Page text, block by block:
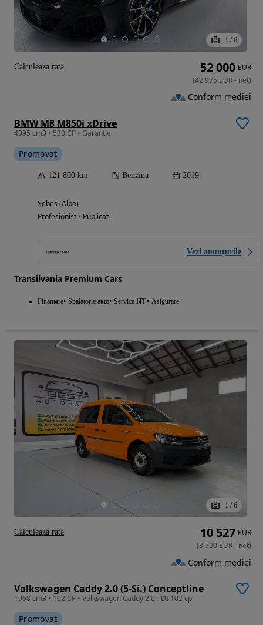
1 / 6
BMW M8 M850i xDrive
4395 cm3 • 530 CP • Garantie
Promovat
121 800 km Benzina 2019
Sebes (Alba)
Profesionist • Publicat
Vezi anunțurile
Transilvania Premium Cars
Finantare Spalatorie auto Service ITP Asigurare
52 000 EUR
(42 975 EUR- net)
Conform mediei
Calculeaza rata
1 / 6
Volkswagen Caddy 2.0 (5-Si.) Conceptline
1968 cm3 • 102 CP • Volkswagen Caddy 2.0 TDI 102 cp
Promovat
10 527 EUR
(8 700 EUR- net)
Conform mediei
Calculeaza rata